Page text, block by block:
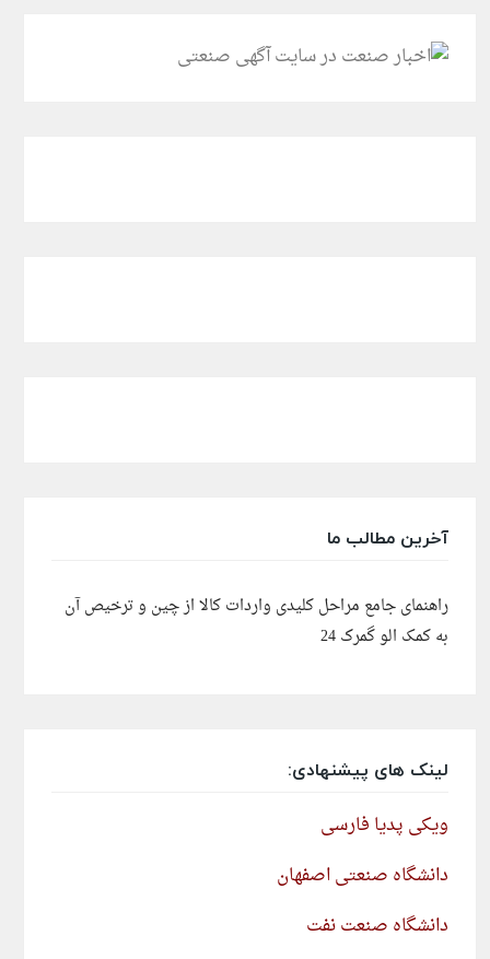
آخرین مطالب ما
راهنمای جامع مراحل کلیدی واردات کالا از چین و ترخیص آن
به کمک الو گمرک 24
لینک های پیشنهادی:
ویکی پدیا فارسی
دانشگاه صنعتی اصفهان
دانشگاه صنعت نفت